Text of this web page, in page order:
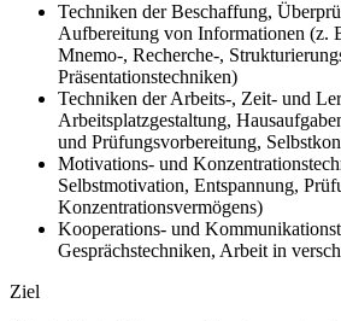
Techniken der Beschaffung,
Aufbereitung von Informationen (z.
Mnemo-, Recherche-,
Präsentationstechniken)
Techniken der Arbeits-, Zeit- und
Arbeitsplatzgestaltung,
und Prüfungsvorbereitung,
Motivations- und
Selbstmotivation, Entspannung,
Konzentrationsvermögens)
Kooperations- und
Gesprächstechniken, Arbeit in
Ziel